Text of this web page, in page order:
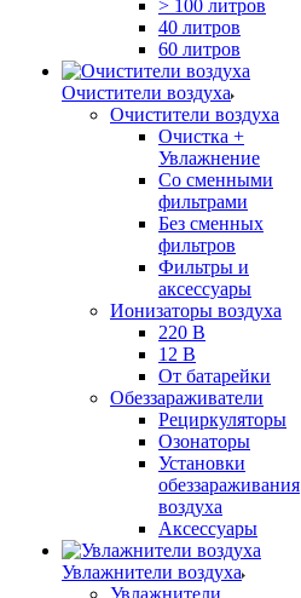
> 100 литров
40 литров
60 литров
Очистители воздуха
Очистители воздуха
Очистка +
Увлажнение
Cо сменными
фильтрами
Без сменных
фильтров
Фильтры и
аксессуары
Ионизаторы воздуха
220 В
12 В
От батарейки
Обеззараживатели
Рециркуляторы
Озонаторы
Установки
обеззараживания
воздуха
Аксессуары
Увлажнители воздуха
Увлажнители